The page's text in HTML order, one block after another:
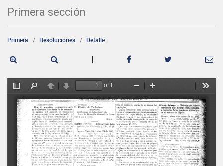
Primera sección
Primera Resoluciones Detalle
|